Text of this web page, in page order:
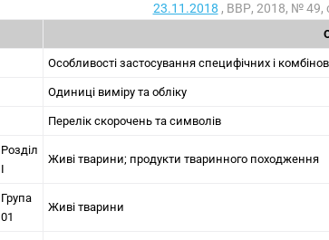
23.11.2018 , ВВР, 2018, № 49,
Особливості застосування специфічних і
Одиниці виміру та обліку
Перелік скорочень та символів
Розділ
I
Живі тварини; продукти тваринного походження
Група
01
Живі тварини